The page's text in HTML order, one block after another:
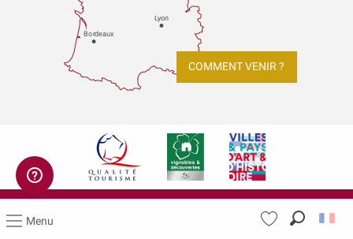
Menu
Bordeaux
Lyon
COMMENT VENIR ?